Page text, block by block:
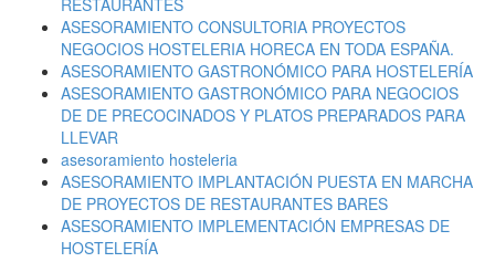
RESTAURANTES
ASESORAMIENTO CONSULTORIA PROYECTOS
NEGOCIOS HOSTELERIA HORECA EN TODA ESPAÑA.
ASESORAMIENTO GASTRONÓMICO PARA HOSTELERÍA
ASESORAMIENTO GASTRONÓMICO PARA NEGOCIOS
DE DE PRECOCINADOS Y PLATOS PREPARADOS PARA
LLEVAR
asesoramiento hosteleria
ASESORAMIENTO IMPLANTACIÓN PUESTA EN MARCHA
DE PROYECTOS DE RESTAURANTES BARES
ASESORAMIENTO IMPLEMENTACIÓN EMPRESAS DE
HOSTELERÍA